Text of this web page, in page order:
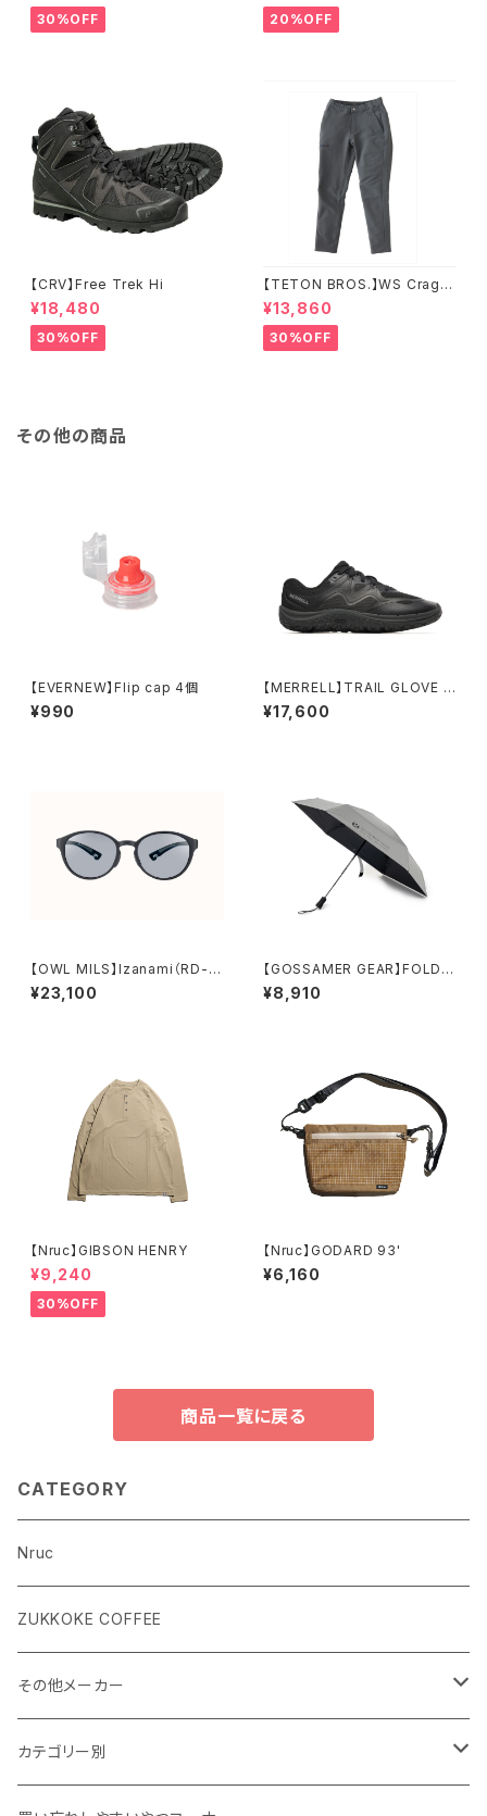
30%OFF 20%OFF
【CRV】Free Trek Hi
¥18,480
30%OFF
【TETON BROS.】WS Crag P
ant
¥13,860
30%OFF
その他の商品
【EVERNEW】Flip cap 4個
¥990
【MERRELL】TRAIL GLOVE 8
(women's)
¥17,600
【OWL MILS】Izanami（RD-0
02）
¥23,100
【GOSSAMER GEAR】FOLDIN
G UMBRELLA3.0
¥8,910
【Nruc】GIBSON HENRY
¥9,240
30%OFF
【Nruc】GODARD 93'
¥6,160
商品一覧に戻る
CATEGORY
Nruc
ZUKKOKE COFFEE
その他メーカー
ACLIMA
カテゴリー別